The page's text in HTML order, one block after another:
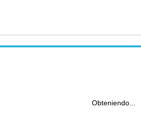
Obteniendo...